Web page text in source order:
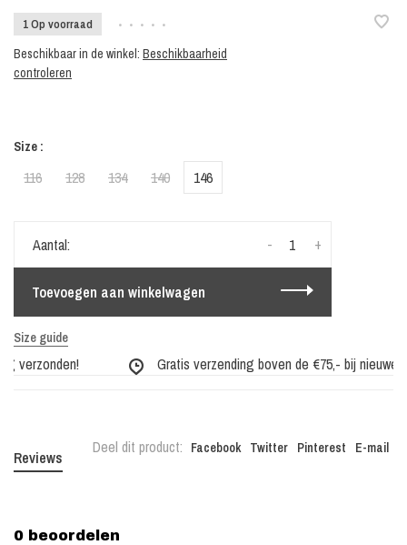
1 Op voorraad • • • • •
Beschikbaar in de winkel: Beschikbaarheid
controleren
Size :
116 128 134 140 146
Aantal: +
-
Toevoegen aan winkelwagen
Size guide
verzonden! Gratis verzending boven de €75,- bij nieuwe
Deel dit product: Facebook Twitter Pinterest E-mail
Reviews
0 beoordelen